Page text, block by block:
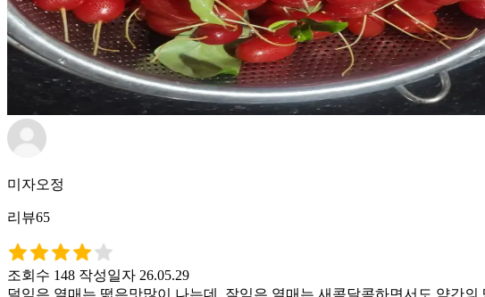
미자오정
리뷰65
조회수 148 작성일자 26.05.29
덜익은 열매는 떫은맛많이 나는데, 잘익은 열매는 새콤달콤하면서도 약간